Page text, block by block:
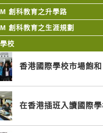
創科教育之升學路
創科教育之生涯規劃
校
香港國際學校市場飽和
在香港插班入讀國際學